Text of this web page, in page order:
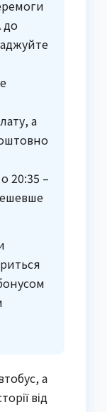
до
а
20:35 –
а
від